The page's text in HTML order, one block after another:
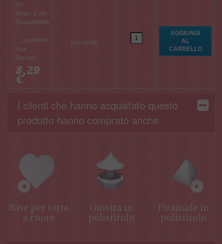
cm,
Base : 2 cm
Disponibilità
:
Prezzo :
8,29
€
(per unità)
I clienti che hanno acquistato questo
prodotto hanno comprato anche:
Base per torta
a cuore
Giostra in
polistirolo
Piramide in
polistirolo